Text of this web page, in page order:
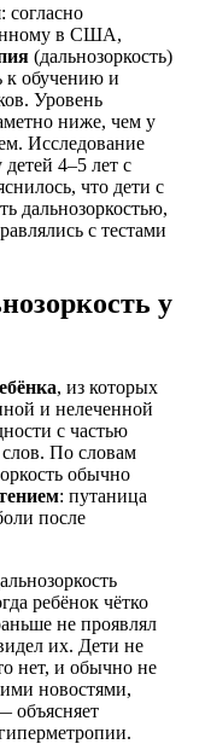
согласно
в США,
(дальнозоркость)
к обучению и
Уровень
ниже, чем у
Исследование
4–5 лет с
что дети с
дальнозоркостью,
с тестами
у
, из которых
и нелеченной
с частью
По словам
обычно
: путаница
после
ребёнок чётко
не проявлял
их. Дети не
нет, и обычно не
новостями,
объясняет